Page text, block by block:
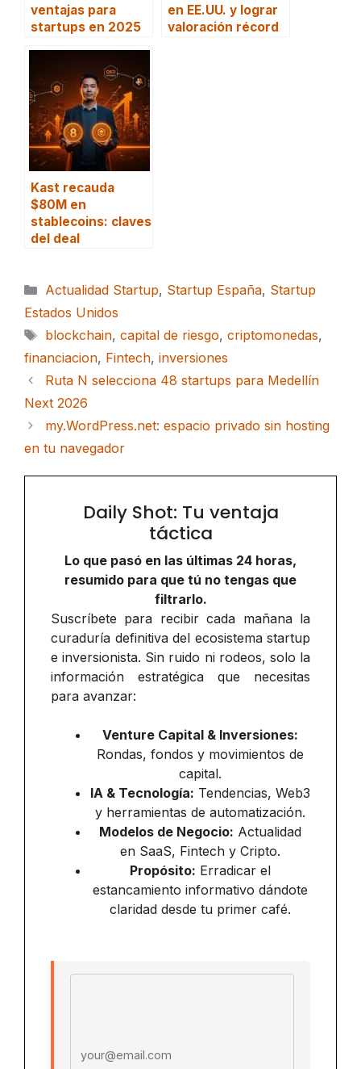
ventajas para
startups en 2025
en EE.UU. y lograr
valoración récord
Kast recauda
$80M en
stablecoins: claves
del deal
Categorías
Actualidad Startup, Startup España, Startup
Estados Unidos
Etiquetas
blockchain, capital de riesgo, criptomonedas,
financiacion, Fintech, inversiones
Ruta N selecciona 48 startups para Medellín
Next 2026
my.WordPress.net: espacio privado sin hosting
en tu navegador
Daily Shot: Tu ventaja
táctica
Lo que pasó en las últimas 24 horas,
resumido para que tú no tengas que
filtrarlo.
Suscríbete para recibir cada mañana la
curaduría definitiva del ecosistema startup
e inversionista. Sin ruido ni rodeos, solo la
información estratégica que necesitas
para avanzar:
Venture Capital & Inversiones:
Rondas, fondos y movimientos de
capital.
IA & Tecnología: Tendencias, Web3
y herramientas de automatización.
Modelos de Negocio: Actualidad
en SaaS, Fintech y Cripto.
Propósito: Erradicar el
estancamiento informativo dándote
claridad desde tu primer café.